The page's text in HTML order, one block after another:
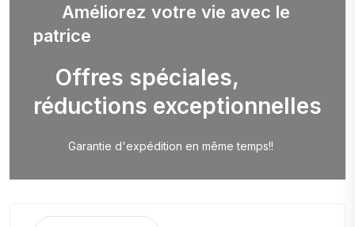
Améliorez votre vie avec le
patrice
Offres spéciales,
réductions exceptionnelles
Garantie d'expédition en même temps!!